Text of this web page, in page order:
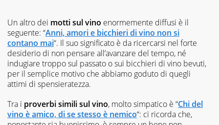
Un altro dei motti sul vino enormemente diffusi è il
seguente: “Anni, amori e bicchieri di vino non si
contano mai“. Il suo significato è da ricercarsi nel forte
desiderio di non pensare all’avanzare del tempo, né
indugiare troppo sul passato o sui bicchieri di vino bevuti,
per il semplice motivo che abbiamo goduto di quegli
attimi di spensieratezza.
Tra i proverbi simili sul vino, molto simpatico è “Chi del
vino è amico, di se stesso è nemico“: ci ricorda che,